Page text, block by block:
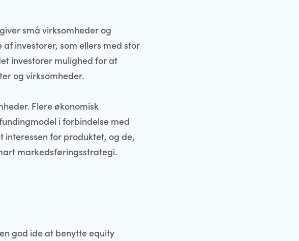
små virksomheder og
investorer, som ellers med stor
investorer mulighed for at
og virksomheder.
Flere økonomisk
i forbindelse med
interessen for produktet, og de,
markedsføringsstrategi.
god ide at benytte equity